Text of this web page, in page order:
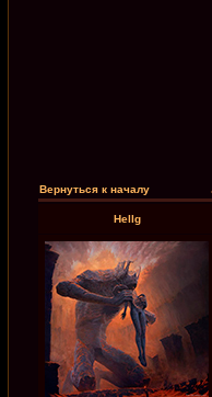
Вернуться к началу
Hellg